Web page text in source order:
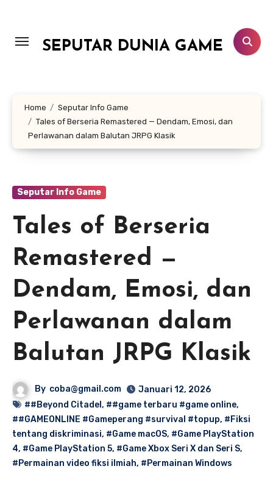
konten
SEPUTAR DUNIA GAME
Home
Seputar Info Game
Tales of Berseria Remastered — Dendam, Emosi, dan
Perlawanan dalam Balutan JRPG Klasik
Seputar Info Game
Tales of Berseria
Remastered —
Dendam, Emosi, dan
Perlawanan dalam
Balutan JRPG Klasik
By coba@gmail.com
Januari 12, 2026
##Beyond Citadel , ##game terbaru #game online,
##GAMEONLINE #Gameperang #survival #topup, #Fiksi
tentang diskriminasi, #Game macOS, #Game PlayStation
4, #Game PlayStation 5, #Game Xbox Seri X dan Seri S,
#Permainan video fiksi ilmiah, #Permainan Windows